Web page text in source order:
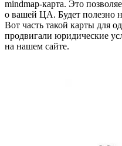
mindmap-карта. Это
о вашей ЦА. Будет полезно
Вот часть такой карты для
продвигали юридические
на нашем сайте.